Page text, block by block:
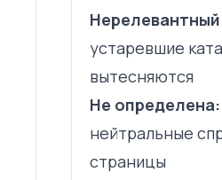
устаревшие
вытесняются
Не определена:
нейтральные
страницы